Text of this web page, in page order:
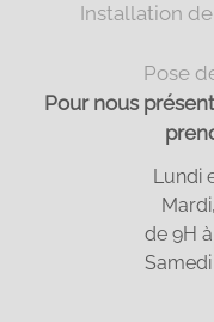
Installation
Pose
Pour nous
Lundi
de 9H